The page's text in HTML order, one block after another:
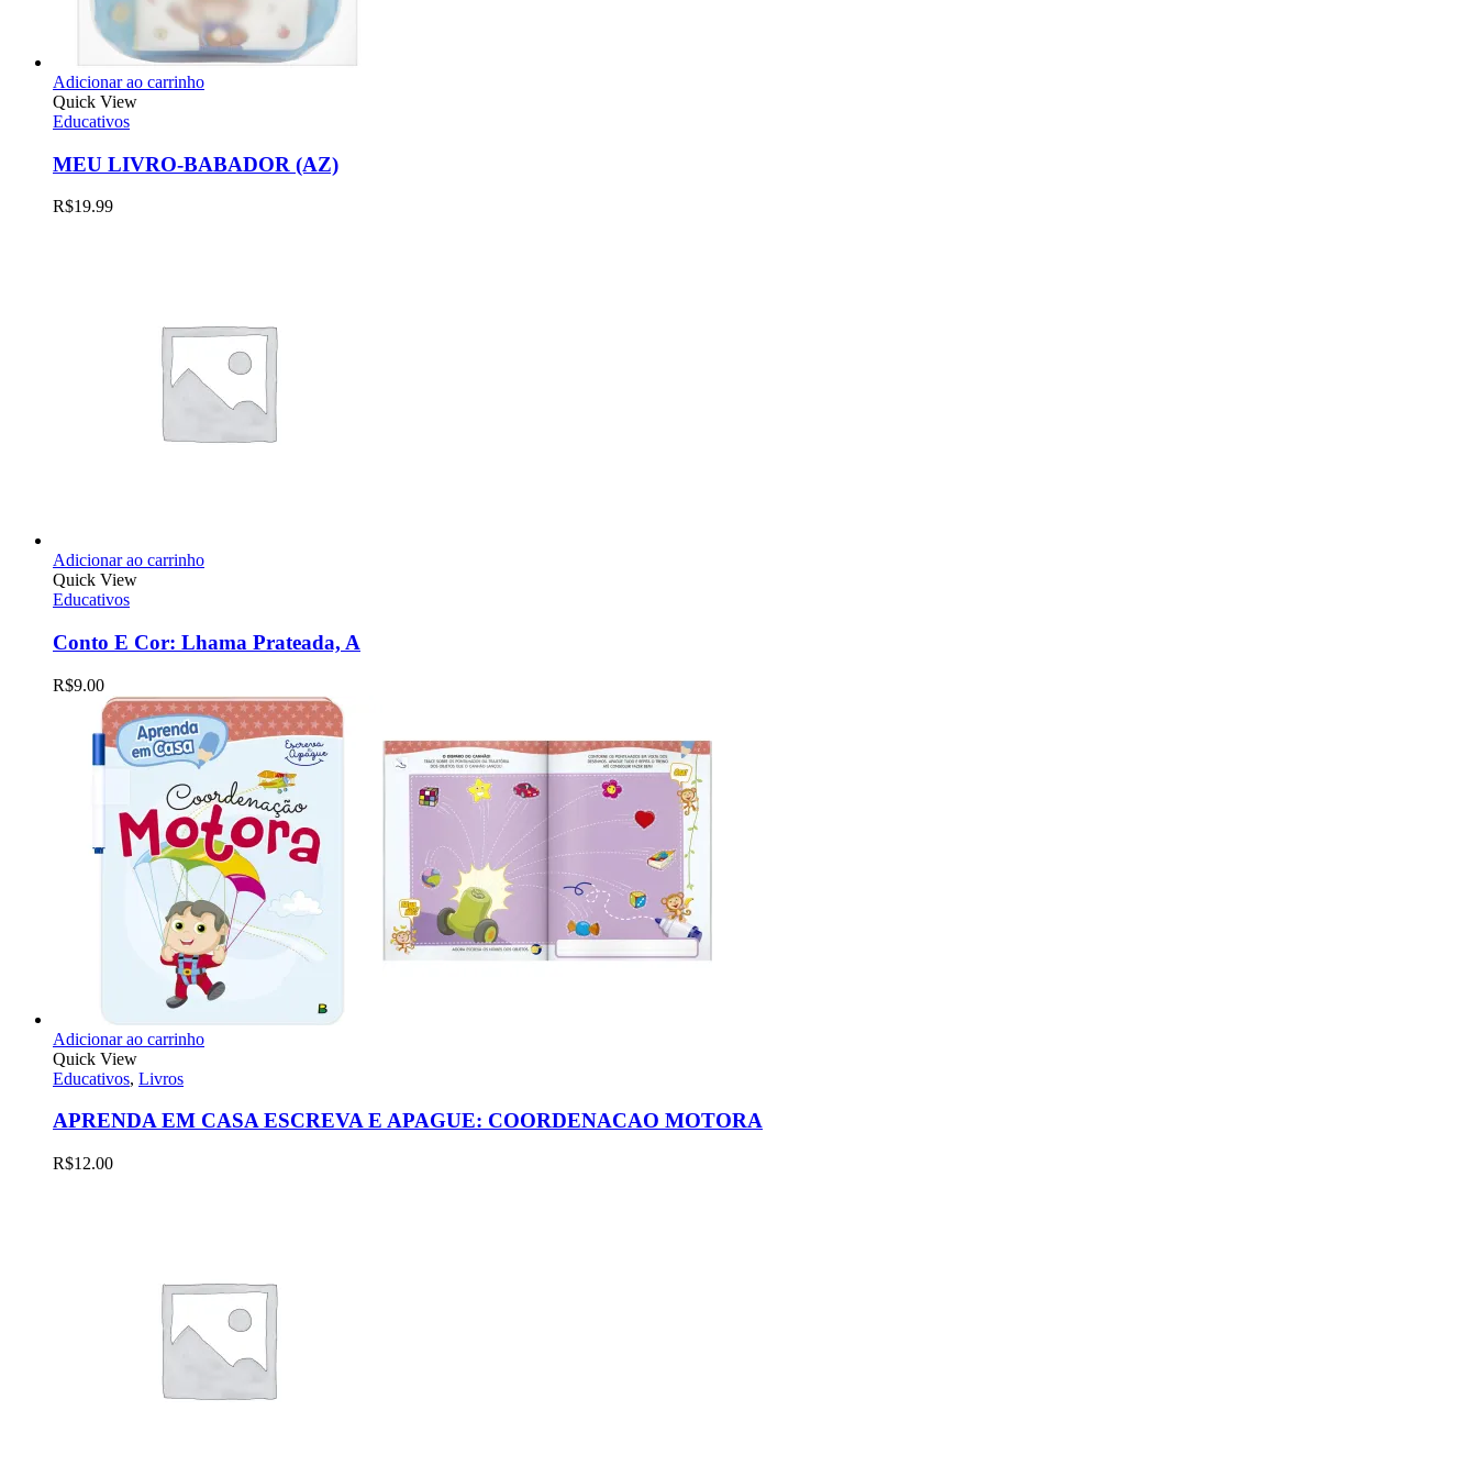
Adicionar ao carrinho
Quick View
Educativos
MEU LIVRO-BABADOR (AZ)
R$19.99
Adicionar ao carrinho
Quick View
Educativos
Conto E Cor: Lhama Prateada, A
R$9.00
Adicionar ao carrinho
Quick View
Educativos, Livros
APRENDA EM CASA ESCREVA E APAGUE: COORDENACAO MOTORA
R$12.00